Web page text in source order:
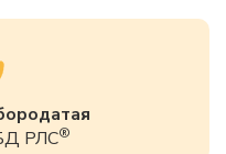
РЛС®